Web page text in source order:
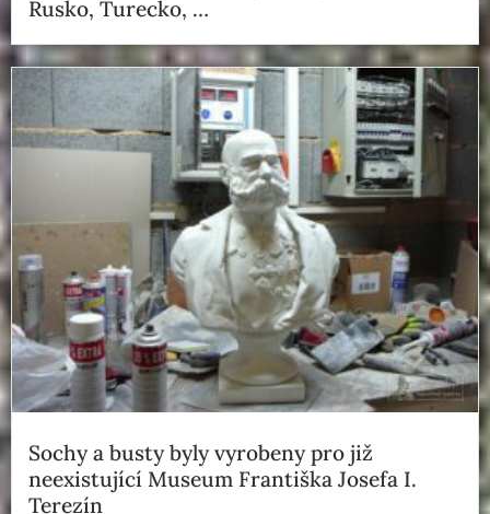
Rusko, Turecko, …
Sochy a busty byly vyrobeny pro již
neexistující Museum Františka Josefa I.
Terezín